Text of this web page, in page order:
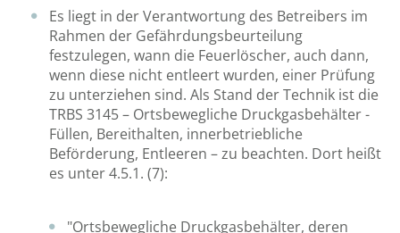
Es liegt in der Verantwortung des Betreibers im
Rahmen der Gefährdungsbeurteilung
festzulegen, wann die Feuerlöscher, auch dann,
wenn diese nicht entleert wurden, einer Prüfung
zu unterziehen sind. Als Stand der Technik ist die
TRBS 3145 – Ortsbewegliche Druckgasbehälter -
Füllen, Bereithalten, innerbetriebliche
Beförderung, Entleeren – zu beachten. Dort heißt
es unter 4.5.1. (7):
"Ortsbewegliche Druckgasbehälter, deren